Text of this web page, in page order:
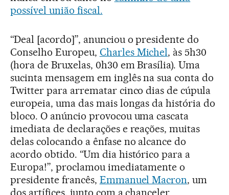
possível união fiscal.
“Deal [acordo]”, anunciou o presidente do
Conselho Europeu, Charles Michel, às 5h30
(hora de Bruxelas, 0h30 em Brasília). Uma
sucinta mensagem em inglês na sua conta do
Twitter para arrematar cinco dias de cúpula
europeia, uma das mais longas da história do
bloco. O anúncio provocou uma cascata
imediata de declarações e reações, muitas
delas colocando a ênfase no alcance do
acordo obtido. “Um dia histórico para a
Europa!”, proclamou imediatamente o
presidente francês, Emmanuel Macron, um
dos artífices, junto com a chanceler